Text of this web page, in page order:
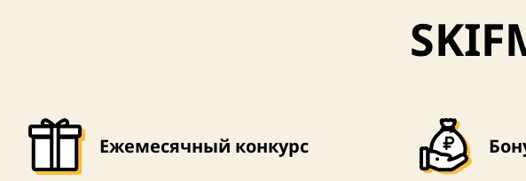
Ежемесячный конкурс